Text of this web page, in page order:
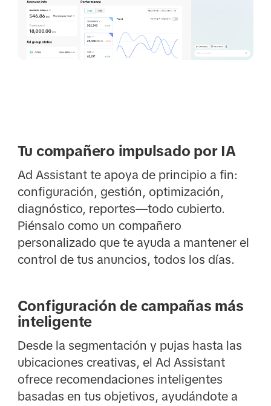
Tu compañero impulsado por IA
Ad Assistant te apoya de principio a fin:
configuración, gestión, optimización,
diagnóstico, reportes—todo cubierto.
Piénsalo como un compañero
personalizado que te ayuda a mantener el
control de tus anuncios, todos los días.
Configuración de campañas más
inteligente
Desde la segmentación y pujas hasta las
ubicaciones creativas, el Ad Assistant
ofrece recomendaciones inteligentes
basadas en tus objetivos, ayudándote a